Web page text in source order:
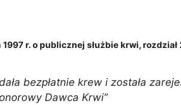
r. o publicznej służbie krwi, rozdział
bezpłatnie krew i została
Dawca Krwi”